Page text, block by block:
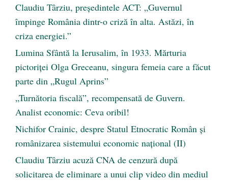
Claudiu Târziu, președintele ACT: „Guvernul
împinge România dintr-o criză în alta. Astăzi, în
criza energiei.”
Lumina Sfântă la Ierusalim, în 1933. Mărturia
pictoriței Olga Greceanu, singura femeia care a făcut
parte din „Rugul Aprins”
„Turnătoria fiscală”, recompensată de Guvern.
Analist economic: Ceva oribil!
Nichifor Crainic, despre Statul Etnocratic Român şi
românizarea sistemului economic naţional (II)
Claudiu Târziu acuză CNA de cenzură după
solicitarea de eliminare a unui clip video din mediul